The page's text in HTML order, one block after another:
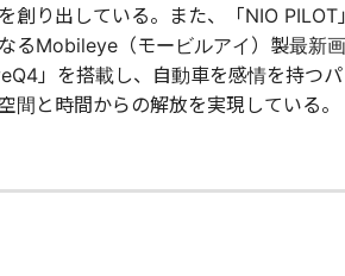
創り出している。また、「NIO PILOT
るMobileye（モービルアイ）製最新画
」を搭載し、自動車を感情を持つパ
間と時間からの解放を実現している。